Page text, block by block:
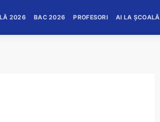
2026 BAC 2026 PROFESORI AI LA ȘCOALĂ